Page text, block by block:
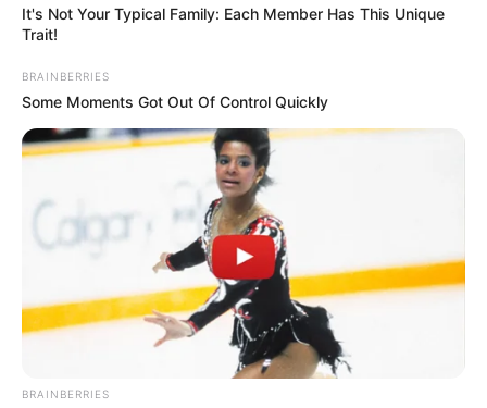
It's Not Your Typical Family: Each Member Has This Unique
Trait!
BRAINBERRIES
Some Moments Got Out Of Control Quickly
BRAINBERRIES